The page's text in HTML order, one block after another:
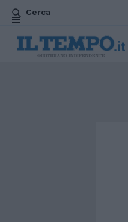
Cerca